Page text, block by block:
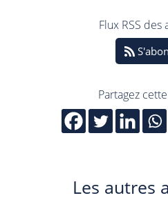
Flux RSS des
Partagez
Les autres